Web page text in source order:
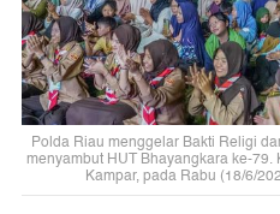
Polda Riau menggelar Bakti Religi
menyambut HUT Bhayangkara ke-
Kampar, pada Rabu (18/6/